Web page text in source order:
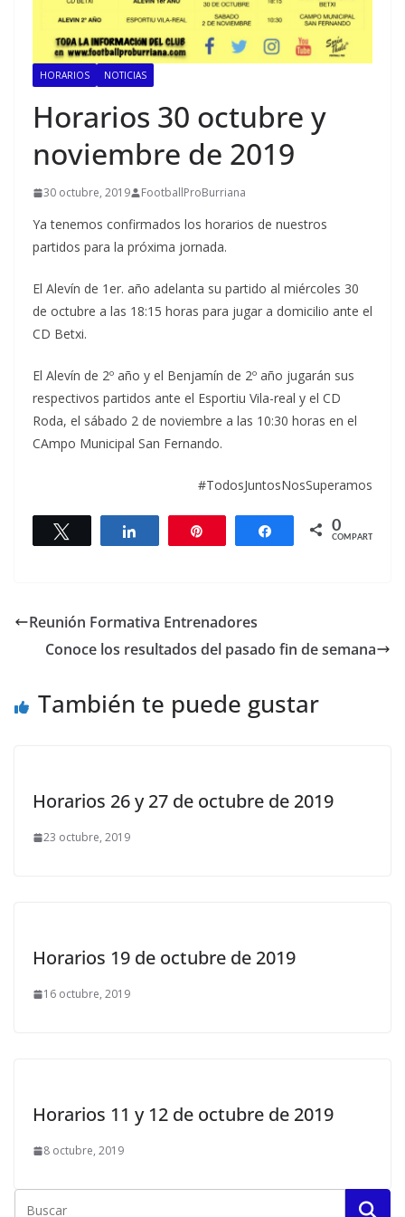
HORARIOS NOTICIAS
Horarios 30 octubre y
noviembre de 2019
30 octubre, 2019 FootballProBurriana
Ya tenemos confirmados los horarios de nuestros
partidos para la próxima jornada.
El Alevín de 1er. año adelanta su partido al miércoles 30
de octubre a las 18:15 horas para jugar a domicilio ante el
CD Betxi.
El Alevín de 2º año y el Benjamín de 2º año jugarán sus
respectivos partidos ante el Esportiu Vila-real y el CD
Roda, el sábado 2 de noviembre a las 10:30 horas en el
CAmpo Municipal San Fernando.
#TodosJuntosNosSuperamos
Twittear Compartir Compartir
0
COMPARTIR
Reunión Formativa Entrenadores
Conoce los resultados del pasado fin de semana
También te puede gustar
Horarios 26 y 27 de octubre de 2019
23 octubre, 2019
Horarios 19 de octubre de 2019
16 octubre, 2019
Horarios 11 y 12 de octubre de 2019
8 octubre, 2019